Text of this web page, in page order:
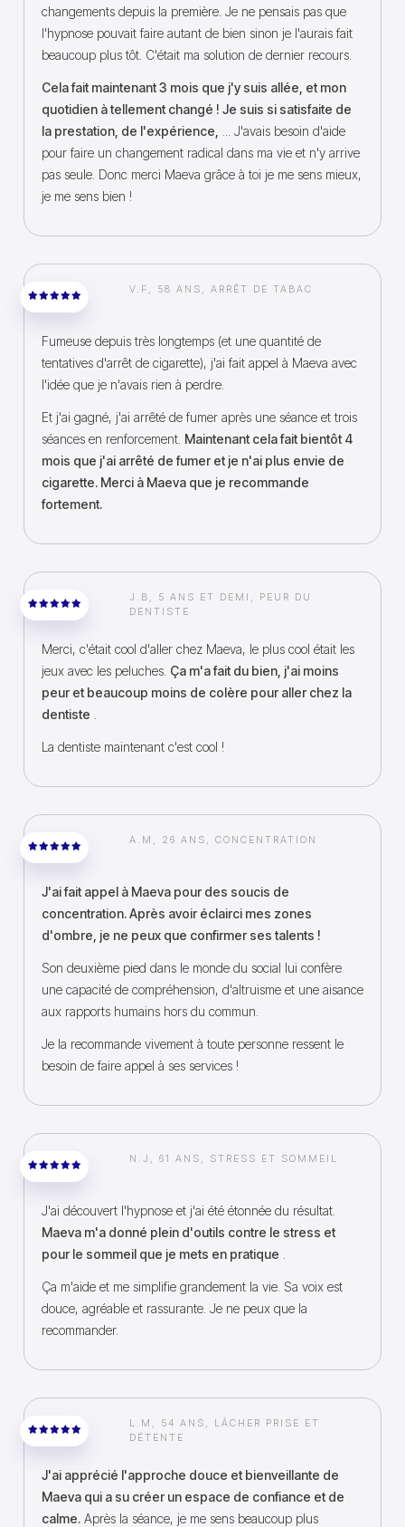
changements depuis la première. Je ne pensais pas que
l'hypnose pouvait faire autant de bien sinon je l'aurais fait
beaucoup plus tôt. C'était ma solution de dernier recours.
Cela fait maintenant 3 mois que j'y suis allée, et mon
quotidien à tellement changé ! Je suis si satisfaite de
la prestation, de l'expérience,
... J'avais besoin d'aide
pour faire un changement radical dans ma vie et n'y arrive
pas seule. Donc merci Maeva grâce à toi je me sens mieux,
je me sens bien !
V.F, 58 ANS, ARRÊT DE TABAC
Fumeuse depuis très longtemps (et une quantité de
tentatives d'arrêt de cigarette), j'ai fait appel à Maeva avec
l'idée que je n'avais rien à perdre.
Et j'ai gagné, j'ai arrêté de fumer après une séance et trois
séances en renforcement. Maintenant cela fait bientôt 4
mois que j'ai arrêté de fumer et je n'ai plus envie de
cigarette. Merci à Maeva que je recommande
fortement.
J.B, 5 ANS ET DEMI, PEUR DU
DENTISTE
Merci, c'était cool d'aller chez Maeva, le plus cool était les
jeux avec les peluches. Ça m'a fait du bien, j'ai moins
peur et beaucoup moins de colère pour aller chez la
dentiste
La dentiste maintenant c'est cool !
A.M, 26 ANS, CONCENTRATION
J'ai fait appel à Maeva pour des soucis de
concentration. Après avoir éclairci mes zones
d'ombre, je ne peux que confirmer ses talents !
Son deuxième pied dans le monde du social lui confère
une capacité de compréhension, d'altruisme et une aisance
aux rapports humains hors du commun.
Je la recommande vivement à toute personne ressent le
besoin de faire appel à ses services !
N.J, 61 ANS, STRESS ET SOMMEIL
J'ai découvert l'hypnose et j'ai été étonnée du résultat.
Maeva m'a donné plein d'outils contre le stress et
pour le sommeil que je mets en pratique
Ça m'aide et me simplifie grandement la vie. Sa voix est
douce, agréable et rassurante. Je ne peux que la
recommander.
L.M, 54 ANS, LÂCHER PRISE ET
DÉTENTE
J'ai apprécié l'approche douce et bienveillante de
Maeva qui a su créer un espace de confiance et de
calme. Après la séance, je me sens beaucoup plus